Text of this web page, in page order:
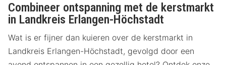
Combineer ontspanning met de kerstmarkt
in Landkreis Erlangen-Höchstadt
Wat is er fijner dan kuieren over de kerstmarkt in
Landkreis Erlangen-Höchstadt, gevolgd door een